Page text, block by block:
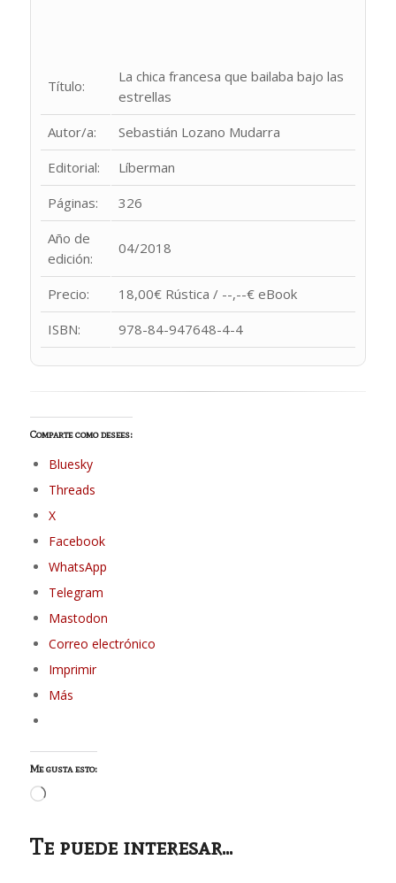
Título:
La chica francesa que bailaba bajo las
estrellas
Autor/a:
Sebastián Lozano Mudarra
Editorial:
Líberman
Páginas:
326
Año de
edición:
04/2018
Precio:
18,00€ Rústica / --,--€ eBook
ISBN:
978-84-947648-4-4
Comparte como desees:
Bluesky
Threads
X
Facebook
WhatsApp
Telegram
Mastodon
Correo electrónico
Imprimir
Más
Me gusta esto:
Cargando...
Te puede interesar...